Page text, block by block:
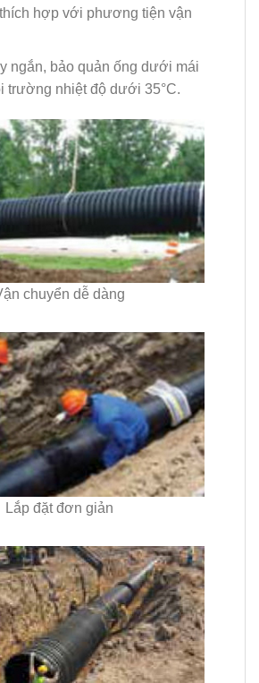
hợp với phương tiện vận
ngắn, bảo quản ống dưới mái
trường nhiệt độ dưới 35°C.
chuyển dễ dàng
Lắp đặt đơn giản